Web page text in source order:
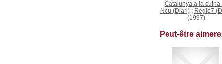
Catalunya a la cuina
Nou (Diari); Regio7
(1997)
Peut-être